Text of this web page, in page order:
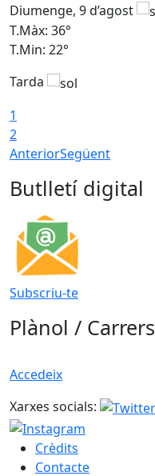
Diumenge, 9 d’agost
T.Màx: 36°
T.Min: 22°
Tarda
1
2
AnteriorSegüent
Butlletí digital
Subscriu-te
Plànol / Carrers
Accedeix
Xarxes socials:
Crèdits
Contacte